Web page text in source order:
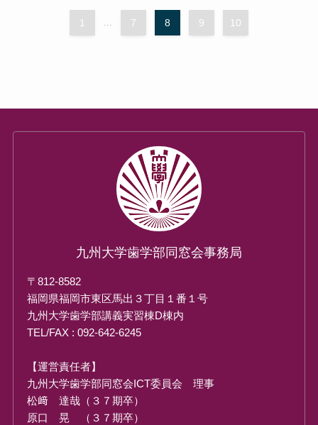
1 ... 7 8 9 10
九州大学歯学部同窓会事務局
〒812-8582
福岡県福岡市東区馬出３丁目１番１号
九州大学歯学部講義実習棟D棟内
TEL/FAX : 092-642-6245
【運営責任者】
九州大学歯学部同窓会ICT委員会 理事
松﨑 達哉（３７期卒）
原口 晃 （３７期卒）